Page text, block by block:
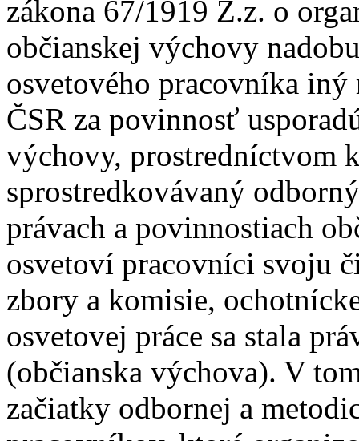
zákona 67/1919 Z.z. o
občianskej výchovy
osvetového pracovníka
ČSR za povinnosť
výchovy, prostredníctvom
sprostredkovávaný
právach a povinnostiach
osvetoví pracovníci svoju
zbory a komisie,
osvetovej práce sa stala
(občianska výchova). V
začiatky odbornej a